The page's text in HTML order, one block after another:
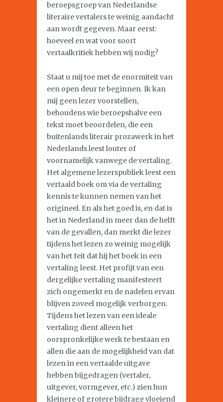
beroepsgroep van Nederlandse
literaire vertalers te weinig aandacht
aan wordt gegeven. Maar eerst:
hoeveel en wat voor soort
vertaalkritiek hebben wij nodig?
Staat u mij toe met de enormiteit van
een open deur te beginnen. Ik kan
mij geen lezer voorstellen,
behoudens wie beroepshalve een
tekst moet beoordelen, die een
buitenlands literair prozawerk in het
Nederlands leest louter of
voornamelijk vanwege de vertaling.
Het algemene lezerspubliek leest een
vertaald boek om via de vertaling
kennis te kunnen nemen van het
origineel. En als het goed is, en dat is
het in Nederland in meer dan de helft
van de gevallen, dan merkt die lezer
tijdens het lezen zo weinig mogelijk
van het feit dat hij het boek in een
vertaling leest. Het profijt van een
dergelijke vertaling manifesteert
zich ongemerkt en de nadelen ervan
blijven zoveel mogelijk verborgen.
Tijdens het lezen van een ideale
vertaling dient alleen het
oorspronkelijke werk te bestaan en
allen die aan de mogelijkheid van dat
lezen in een vertaalde uitgave
hebben bijgedragen (vertaler,
uitgever, vormgever, etc.) zien hun
kleinere of grotere bijdrage vloeiend